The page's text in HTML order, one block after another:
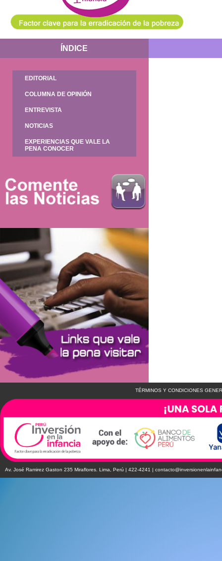
ÍNDICE
EDITORIAL
COLUMNA DE OPINIÓN
ENTREVISTA
NOTICIAS
EXPERIENCIAS QUE VALE LA
PENA CONOCER
TÉRMINOS Y CONDICIONES
Av. José Ramirez Gaston 235 Miraflores. Lima, Perú | 422-4241 |